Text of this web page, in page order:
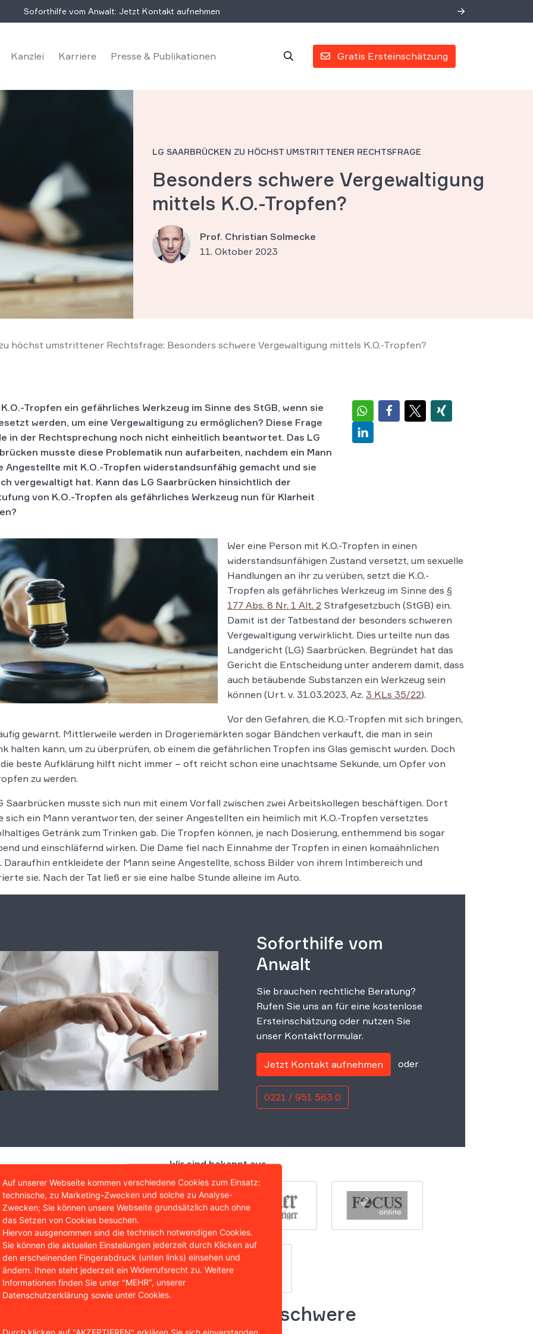
Soforthilfe vom Anwalt: Jetzt Kontakt aufnehmen
Gratis Ersteinschätzung
Kanzlei Karriere Presse & Publikationen
LG SAARBRÜCKEN ZU HÖCHST UMSTRITTENER RECHTSFRAGE
Besonders schwere Vergewaltigung
mittels K.O.-Tropfen?
Prof. Christian Solmecke
11. Oktober 2023
höchst umstrittener Rechtsfrage: Besonders schwere Vergewaltigung mittels K.O.-Tropfen?
Tropfen ein gefährliches Werkzeug im Sinne des StGB, wenn sie
werden, um eine Vergewaltigung zu ermöglichen? Diese Frage
in der Rechtsprechung noch nicht einheitlich beantwortet. Das LG
musste diese Problematik nun aufarbeiten, nachdem ein Mann
Angestellte mit K.O.-Tropfen widerstandsunfähig gemacht und sie
vergewaltigt hat. Kann das LG Saarbrücken hinsichtlich der
von K.O.-Tropfen als gefährliches Werkzeug nun für Klarheit
Wer eine Person mit K.O.-Tropfen in einen
widerstandsunfähigen Zustand versetzt, um sexuelle
Handlungen an ihr zu verüben, setzt die K.O.-
Tropfen als gefährliches Werkzeug im Sinne des §
177 Abs. 8 Nr. 1 Alt. 2 Strafgesetzbuch (StGB) ein.
Damit ist der Tatbestand der besonders schweren
Vergewaltigung verwirklicht. Dies urteilte nun das
Landgericht (LG) Saarbrücken. Begründet hat das
Gericht die Entscheidung unter anderem damit, dass
auch betäubende Substanzen ein Werkzeug sein
können (Urt. v. 31.03.2023, Az. 3 KLs 35/22).
Vor den Gefahren, die K.O.-Tropfen mit sich bringen,
gewarnt. Mittlerweile werden in Drogeriemärkten sogar Bändchen verkauft, die man in sein
halten kann, um zu überprüfen, ob einem die gefährlichen Tropfen ins Glas gemischt wurden. Doch
beste Aufklärung hilft nicht immer – oft reicht schon eine unachtsame Sekunde, um Opfer von
zu werden.
Saarbrücken musste sich nun mit einem Vorfall zwischen zwei Arbeitskollegen beschäftigen. Dort
sich ein Mann verantworten, der seiner Angestellten ein heimlich mit K.O.-Tropfen versetztes
Getränk zum Trinken gab. Die Tropfen können, je nach Dosierung, enthemmend bis sogar
und einschläfernd wirken. Die Dame fiel nach Einnahme der Tropfen in einen komaähnlichen
Daraufhin entkleidete der Mann seine Angestellte, schoss Bilder von ihrem Intimbereich und
sie. Nach der Tat ließ er sie eine halbe Stunde alleine im Auto.
Soforthilfe vom
Anwalt
Sie brauchen rechtliche Beratung?
Rufen Sie uns an für eine kostenlose
Ersteinschätzung oder nutzen Sie
unser Kontaktformular.
Jetzt Kontakt aufnehmen oder
0221 / 951 563 0
Wir sind bekannt aus
sieht besonders schwere
Auf unserer Webseite kommen verschiedene Cookies zum Einsatz:
technische, zu Marketing-Zwecken und solche zu Analyse-
Zwecken; Sie können unsere Webseite grundsätzlich auch ohne
das Setzen von Cookies besuchen.
Hiervon ausgenommen sind die technisch notwendigen Cookies.
Sie können die aktuellen Einstellungen jederzeit durch Klicken auf
den erscheinenden Fingerabdruck (unten links) einsehen und
ändern. Ihnen steht jederzeit ein Widerrufsrecht zu. Weitere
Informationen finden Sie unter "MEHR", unserer
Datenschutzerklärung sowie unter Cookies.